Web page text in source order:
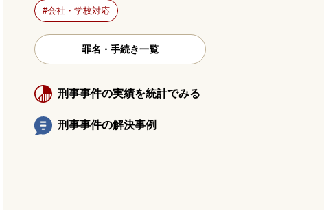
会社・学校対応
罪名・手続き一覧
刑事事件の実績を統計でみる
刑事事件の解決事例